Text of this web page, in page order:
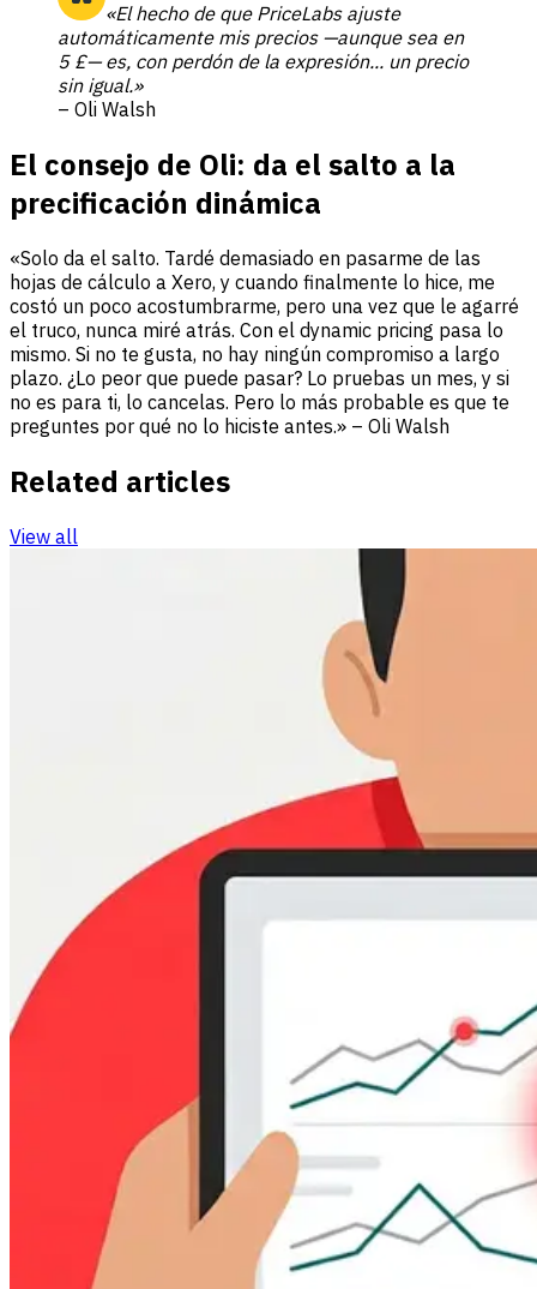
«El hecho de que PriceLabs ajuste
automáticamente mis precios —aunque sea en
5 £— es, con perdón de la expresión... un precio
sin igual.»
– Oli Walsh
El consejo de Oli: da el salto a la
precificación dinámica
«Solo da el salto. Tardé demasiado en pasarme de las
hojas de cálculo a Xero, y cuando finalmente lo hice, me
costó un poco acostumbrarme, pero una vez que le agarré
el truco, nunca miré atrás. Con el dynamic pricing pasa lo
mismo. Si no te gusta, no hay ningún compromiso a largo
plazo. ¿Lo peor que puede pasar? Lo pruebas un mes, y si
no es para ti, lo cancelas. Pero lo más probable es que te
preguntes por qué no lo hiciste antes.» – Oli Walsh
Related articles
View all